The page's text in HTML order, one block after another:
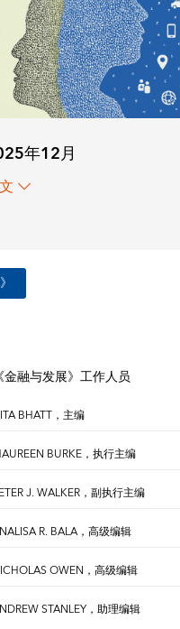
年12月
《金融与发展》工作人员
BHATT，主编
BURKE，执行主编
J. WALKER，副执行主编
R. BALA，高级编辑
OWEN，高级编辑
STANLEY，助理编辑